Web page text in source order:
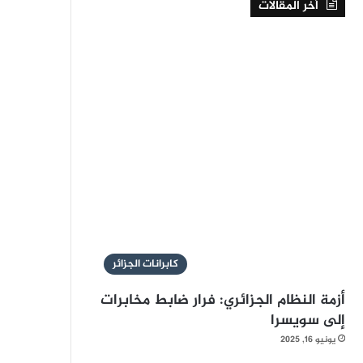
أخر المقالات
كابرانات الجزائر
أزمة النظام الجزائري: فرار ضابط مخابرات
إلى سويسرا
يونيو 16, 2025